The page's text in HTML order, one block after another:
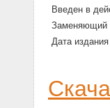
Введен в
Заменяющий
Дата издания